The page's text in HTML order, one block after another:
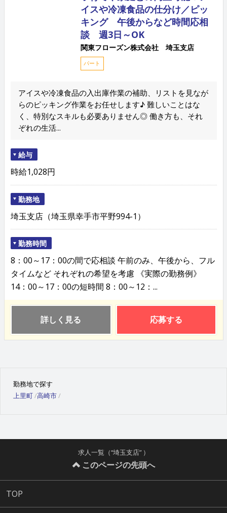
イスや冷凍食品の仕分け／ピッ
キング 午後からなど時間応相
談 週3日～OK
関東フローズン株式会社 埼玉支店
パート
アイスや冷凍食品の入出庫作業の補助、リストを見なが
らのピッキング作業をお任せします♪ 難しいことはな
く、特別なスキルも必要ありません◎ 働き方も、それ
ぞれの生活...
給与
時給1,028円
勤務地
埼玉支店（埼玉県幸手市平野994-1）
勤務時間
8：00～17：00の間で応相談 午前のみ、午後から、フル
タイムなど それぞれの希望を考慮 《実際の勤務例》
14：00～17：00の短時間 8：00～12：...
詳しく見る 応募する
勤務地で探す
上里町 高崎市
求人一覧（“埼玉支店” ）
このページの先頭へ
TOP